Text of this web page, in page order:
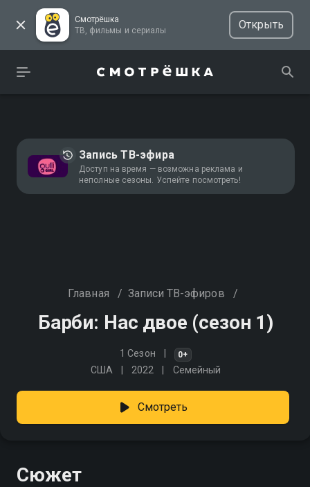
Смотрёшка
ТВ, фильмы и сериалы
Открыть
Запись ТВ-эфира
Доступ на время — возможна реклама и
неполные сезоны. Успейте посмотреть!
Главная / Записи ТВ-эфиров /
Барби: Нас двое (сезон 1)
1 Сезон 0+
США 2022 Cемейный
Смотреть
Сюжет